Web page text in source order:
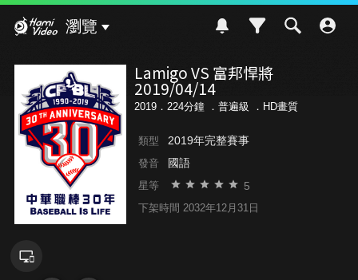
瀏覽
Lamigo VS 富邦悍將
2019/04/14
2019．224分鐘 ． 普遍級 ．HD畫質
類型 2019年完整賽事
發音 國語
星等 5
下架時間 2032年12月31日